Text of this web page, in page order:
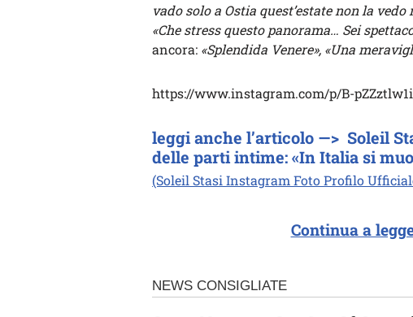
vado solo a Ostia quest’estate non la vedo
«Che stress questo panorama… Sei
ancora: «Splendida Venere», «Una
https://www.instagram.com/p/B-
leggi anche l’articolo —> Soleil
delle parti intime: «In Italia si
(Soleil Stasi Instagram Foto Profilo
Continua a